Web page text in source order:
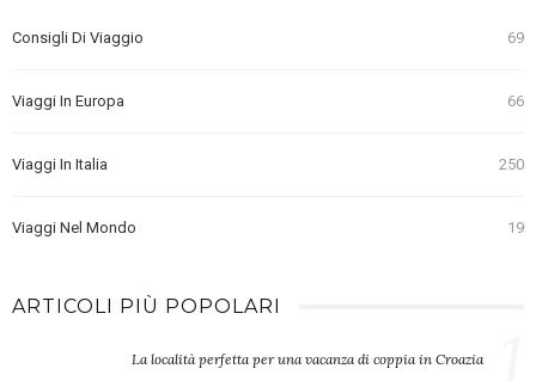
Consigli Di Viaggio 69
Viaggi In Europa 66
Viaggi In Italia 250
Viaggi Nel Mondo 19
ARTICOLI PIÙ POPOLARI
La località perfetta per una vacanza di coppia in Croazia